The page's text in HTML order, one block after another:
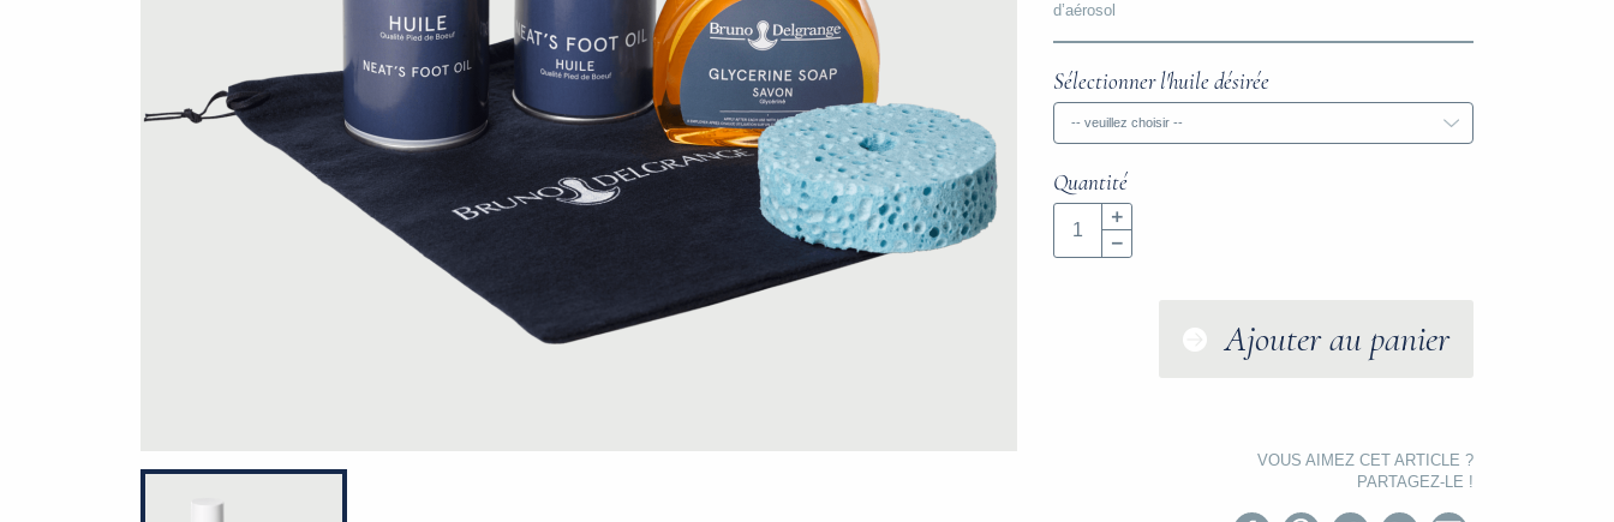
d’aérosol
Sélectionner l'huile désirée
-- veuillez choisir --
Quantité
Ajouter au panier
VOUS AIMEZ CET ARTICLE ?
PARTAGEZ-LE !